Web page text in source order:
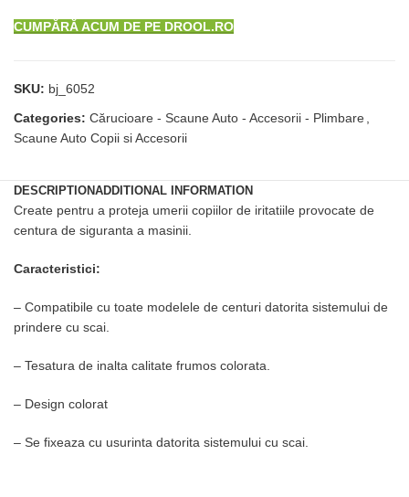
CUMPĂRĂ ACUM DE PE DROOL.RO
SKU: bj_6052
Categories: Cărucioare - Scaune Auto - Accesorii - Plimbare,
Scaune Auto Copii si Accesorii
DESCRIPTIONADDITIONAL INFORMATION
Create pentru a proteja umerii copiilor de iritatiile provocate de
centura de siguranta a masinii.
Caracteristici:
– Compatibile cu toate modelele de centuri datorita sistemului de
prindere cu scai.
– Tesatura de inalta calitate frumos colorata.
– Design colorat
– Se fixeaza cu usurinta datorita sistemului cu scai.